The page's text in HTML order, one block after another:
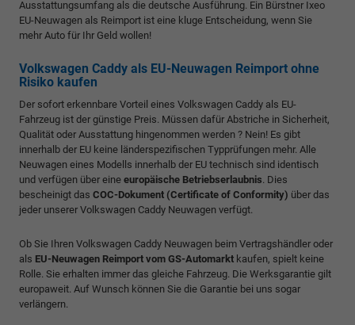
Ausstattungsumfang als die deutsche Ausführung. Ein Bürstner Ixeo
EU-Neuwagen als Reimport ist eine kluge Entscheidung, wenn Sie
mehr Auto für Ihr Geld wollen!
Volkswagen Caddy als EU-Neuwagen Reimport ohne
Risiko kaufen
Der sofort erkennbare Vorteil eines Volkswagen Caddy als EU-
Fahrzeug ist der günstige Preis. Müssen dafür Abstriche in Sicherheit,
Qualität oder Ausstattung hingenommen werden ? Nein! Es gibt
innerhalb der EU keine länderspezifischen Typprüfungen mehr. Alle
Neuwagen eines Modells innerhalb der EU technisch sind identisch
und verfügen über eine europäische Betriebserlaubnis . Dies
bescheinigt das COC-Dokument (Certificate of Conformity) über das
jeder unserer Volkswagen Caddy Neuwagen verfügt.
Ob Sie Ihren Volkswagen Caddy Neuwagen beim Vertragshändler oder
als EU-Neuwagen Reimport vom GS-Automarkt kaufen, spielt keine
Rolle. Sie erhalten immer das gleiche Fahrzeug. Die Werksgarantie gilt
europaweit. Auf Wunsch können Sie die Garantie bei uns sogar
verlängern.